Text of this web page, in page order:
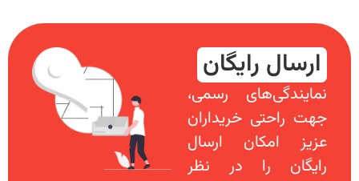
ارسال رایگان
نمایندگی‌های رسمی،
جهت راحتی خریداران
عزیز امکان ارسال
رایگان را در نظر